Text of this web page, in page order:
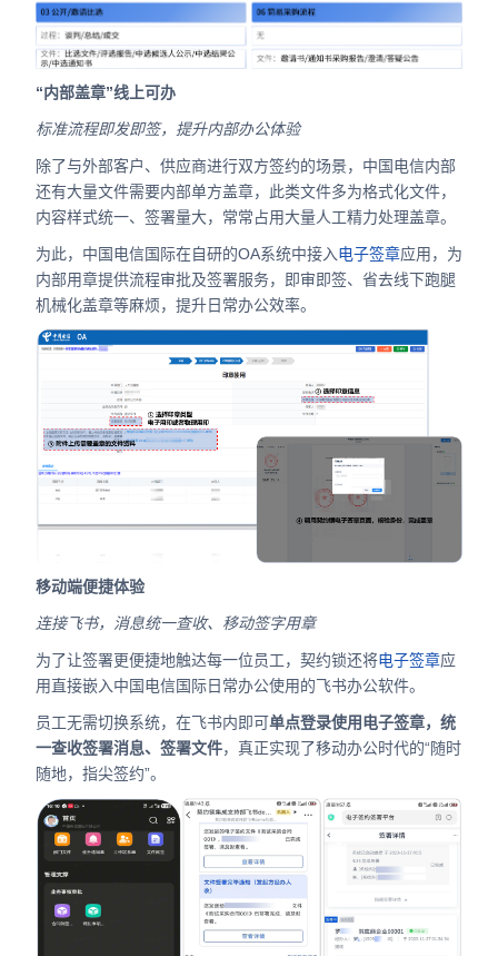
“内部盖章”线上可办
标准流程即发即签，提升内部办公体验
除了与外部客户、供应商进行双方签约的场景，中国电信内部
还有大量文件需要内部单方盖章，此类文件多为格式化文件，
内容样式统一、签署量大，常常占用大量人工精力处理盖章。
为此，中国电信国际在自研的OA系统中接入电子签章应用，为
内部用章提供流程审批及签署服务，即审即签、省去线下跑腿
机械化盖章等麻烦，提升日常办公效率。
移动端便捷体验
连接飞书，消息统一查收、移动签字用章
为了让签署更便捷地触达每一位员工，契约锁还将电子签章应
用直接嵌入中国电信国际日常办公使用的飞书办公软件。
员工无需切换系统，在飞书内即可单点登录使用电子签章，统
一查收签署消息、签署文件，真正实现了移动办公时代的“随时
随地，指尖签约”。